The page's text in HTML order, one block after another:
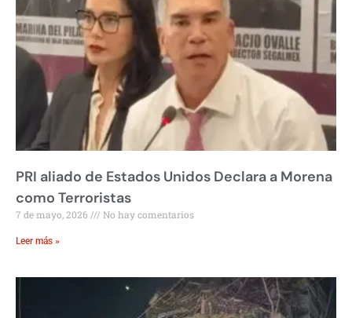
PRI aliado de Estados Unidos Declara a Morena
como Terroristas
7 de mayo, 2026 No hay comentarios
Leer más »